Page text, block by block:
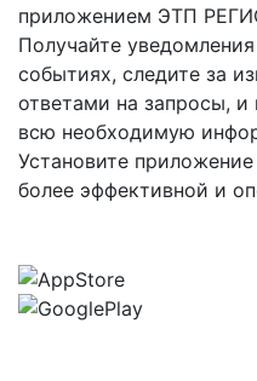
приложением ЭТП
Получайте
событиях, следите за
ответами на запросы,
всю необходимую
Установите
более эффективной и